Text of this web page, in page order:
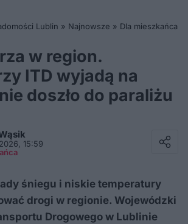
Lublin » Najnowsze » Dla mieszkańca
w region.
ITD wyjadą na
doszło do paraliżu
15:59
śniegu i niskie temperatury
drogi w regionie. Wojewódzki
Drogowego w Lublinie